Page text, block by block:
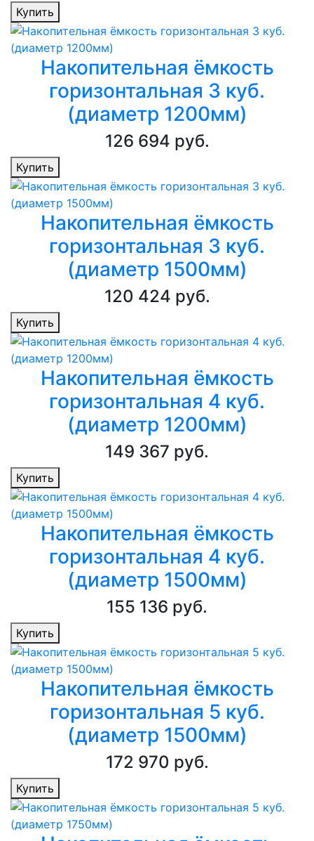
Купить
Накопительная ёмкость
горизонтальная 3 куб.
(диаметр 1200мм)
126 694 руб.
Купить
Накопительная ёмкость
горизонтальная 3 куб.
(диаметр 1500мм)
120 424 руб.
Купить
Накопительная ёмкость
горизонтальная 4 куб.
(диаметр 1200мм)
149 367 руб.
Купить
Накопительная ёмкость
горизонтальная 4 куб.
(диаметр 1500мм)
155 136 руб.
Купить
Накопительная ёмкость
горизонтальная 5 куб.
(диаметр 1500мм)
172 970 руб.
Купить